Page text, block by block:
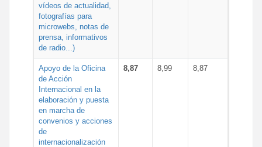
vídeos de actualidad,
fotografías para
microwebs, notas de
prensa, informativos
de radio...)
Apoyo de la Oficina
de Acción
Internacional en la
elaboración y puesta
en marcha de
convenios y acciones
de
internacionalización
8,87 8,99 8,87